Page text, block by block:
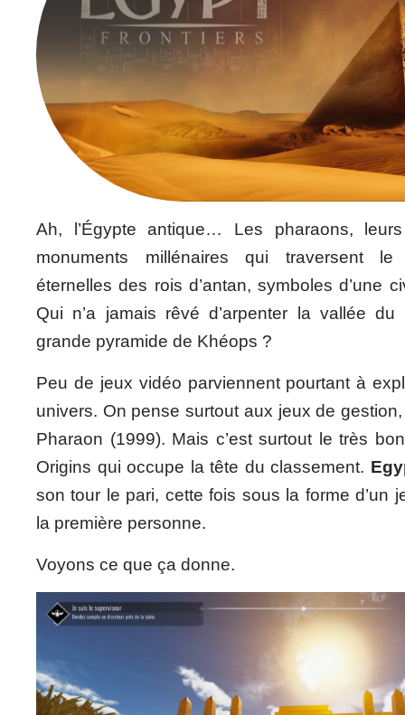
Ah, l’Égypte antique… Les pharaons,
monuments millénaires qui traversent le
éternelles des rois d’antan, symboles d’une
Qui n’a jamais rêvé d’arpenter la vallée
grande pyramide de Khéops ?
Peu de jeux vidéo parviennent pourtant à
univers. On pense surtout aux jeux de
Pharaon (1999). Mais c’est surtout le très
Origins qui occupe la tête du classement.
son tour le pari, cette fois sous la forme d’un
la première personne.
Voyons ce que ça donne.